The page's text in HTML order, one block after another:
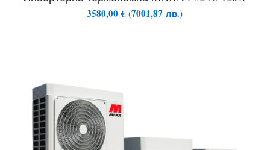
3580,00€ (7001,87лв.)